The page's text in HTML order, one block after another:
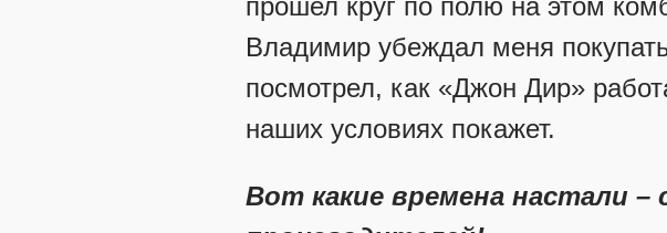
прошел круг по полю на этом
Владимир убеждал меня
посмотрел, как «Джон Дир»
наших условиях покажет.
Вот какие времена настали